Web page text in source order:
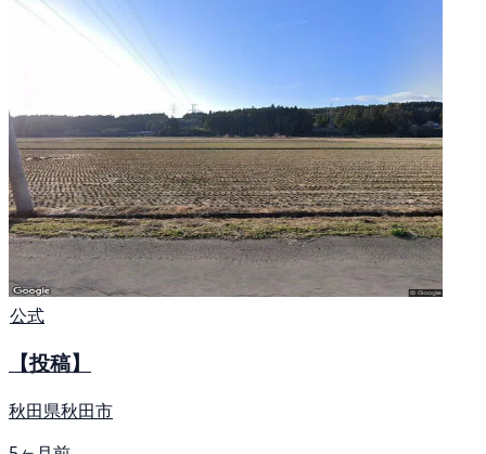
公式
【投稿】
秋田県秋田市